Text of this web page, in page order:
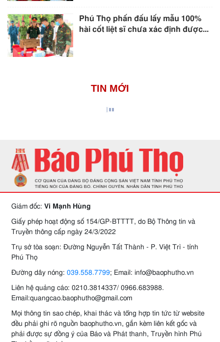
Phú Thọ phấn đấu lấy mẫu 100%
hài cốt liệt sĩ chưa xác định được...
TIN MỚI
Giám đốc: Vi Mạnh Hùng
Giấy phép hoạt động số 154/GP-BTTTT, do Bộ Thông tin và
Truyền thông cấp ngày 24/3/2022
Trụ sở tòa soạn: Đường Nguyễn Tất Thành - P. Việt Trì - tỉnh
Phú Thọ
Đường dây nóng: 039.558.7799; Email: info@baophutho.vn
Liên hệ quảng cáo: 0210.3814337/ 0966.683988.
Email:quangcao.baophutho@gmail.com
Mọi thông tin sao chép, khai thác và tổng hợp tin tức từ website
đều phải ghi rõ nguồn baophutho.vn, gắn kèm liên kết gốc và
phải được sự đồng ý của Báo và Phát thanh, Truyền hình Phú